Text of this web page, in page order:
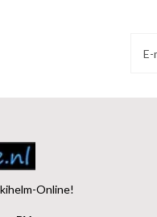
Online!